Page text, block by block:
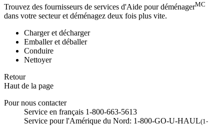
Trouvez des fournisseurs de services d'Aide pour déménagerMC
dans votre secteur et déménagez deux fois plus vite.
Charger et décharger
Emballer et déballer
Conduire
Nettoyer
Retour
Haut de la page
Pour nous contacter
Service en français 1-800-663-5613
Service pour l'Amérique du Nord: 1-800-GO-U-HAUL(1-